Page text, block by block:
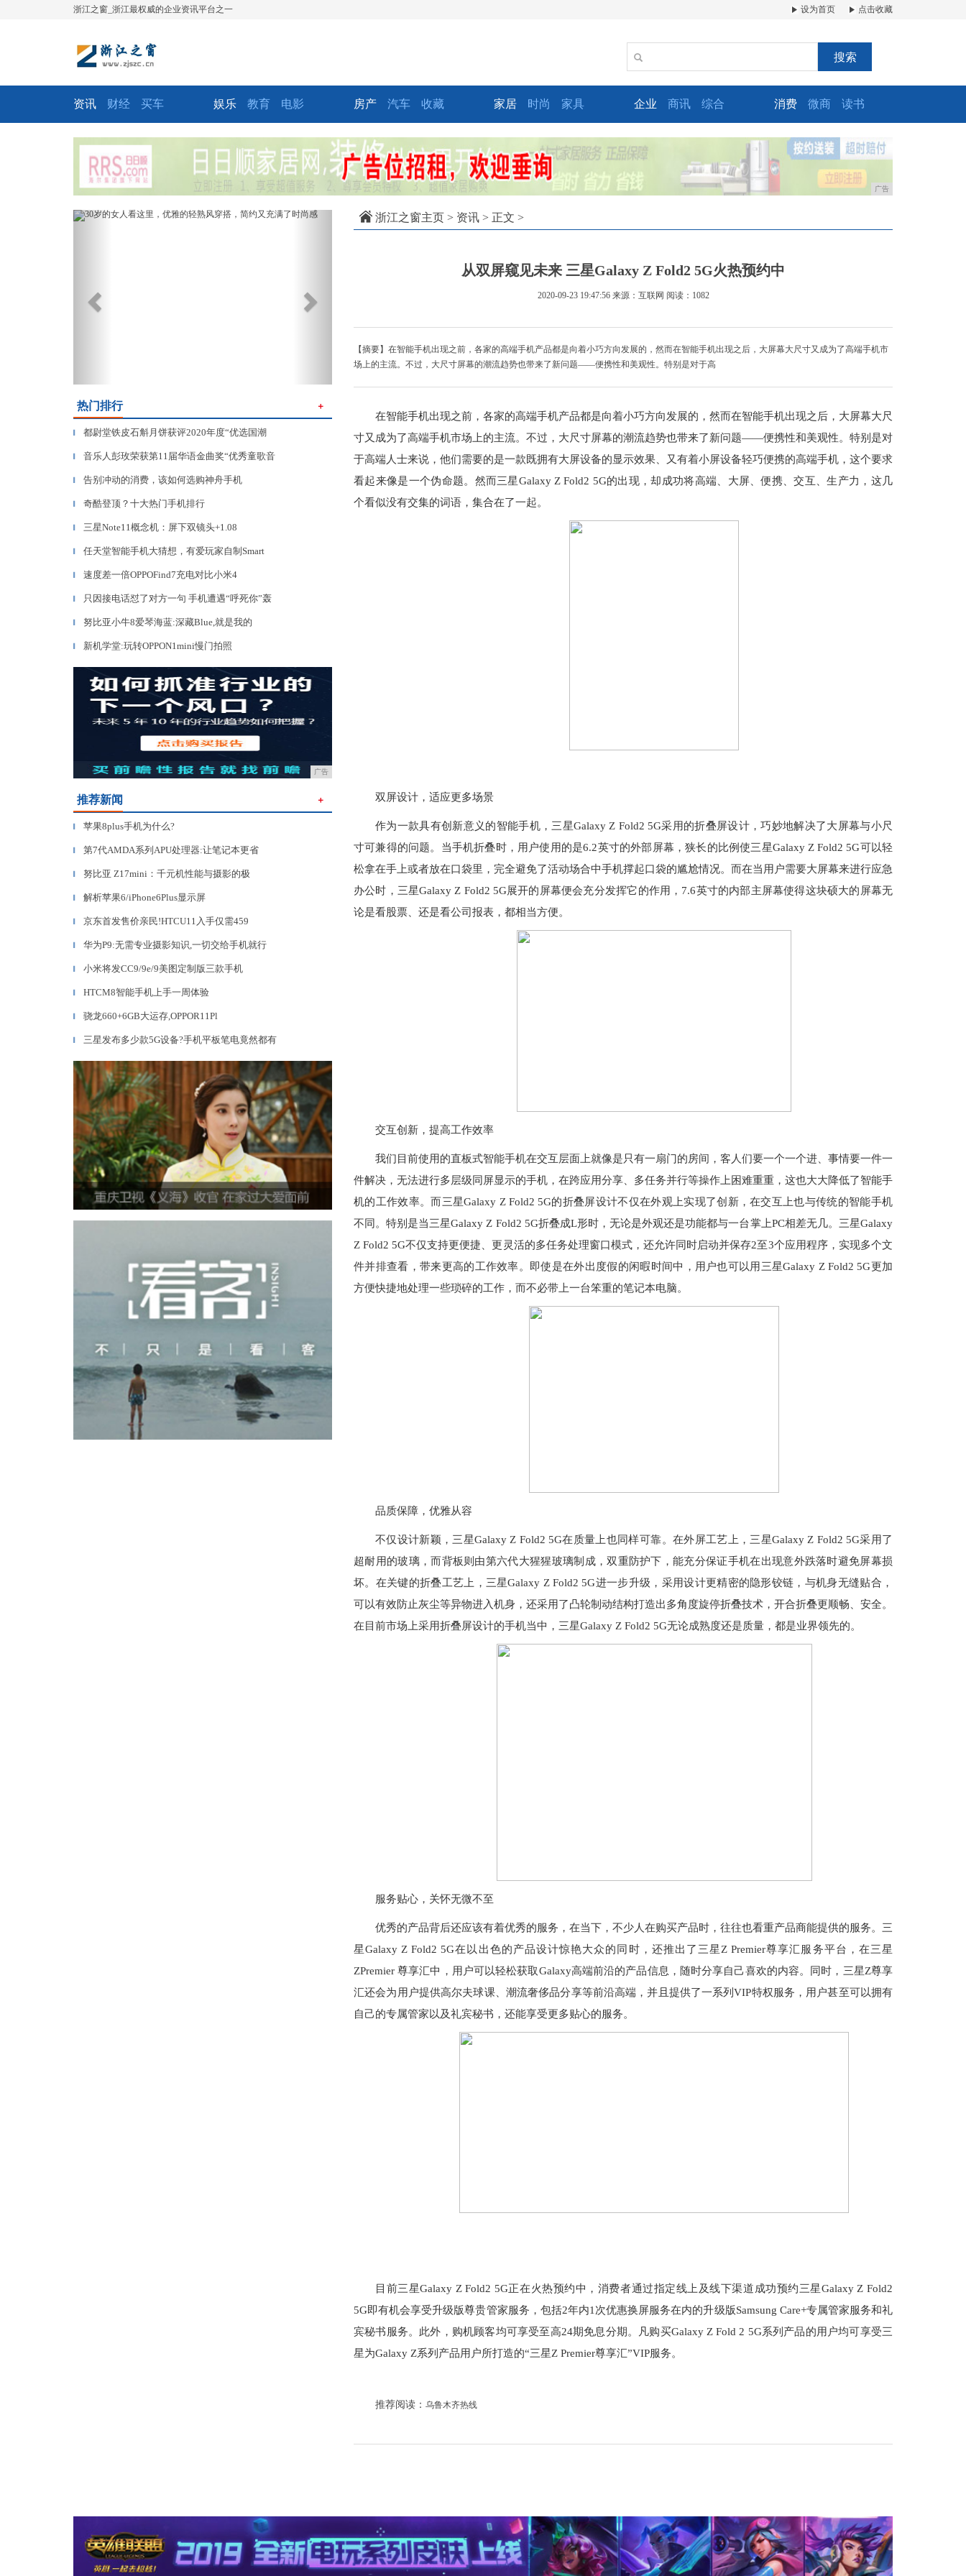
浙江之窗_浙江最权威的企业资讯平台之一 设为首页 点击收藏
搜索
资讯 财经 买车 娱乐 教育 电影 房产 汽车 收藏 家居 时尚 家具 企业 商讯 综合 消费 微商 读书
广告
Previous Next
热门排行 ＋
▎ 都尉堂铁皮石斛月饼获评2020年度“优选国潮
▎ 音乐人彭玫荣获第11届华语金曲奖“优秀童歌音
▎ 告别冲动的消费，该如何选购神舟手机
▎ 奇酷登顶？十大热门手机排行
▎ 三星Note11概念机：屏下双镜头+1.08
▎ 任天堂智能手机大猜想，有爱玩家自制Smart
▎ 速度差一倍OPPOFind7充电对比小米4
▎ 只因接电话怼了对方一句 手机遭遇“呼死你”轰
▎ 努比亚小牛8爱琴海蓝:深藏Blue,就是我的
▎ 新机学堂:玩转OPPON1mini慢门拍照
广告
推荐新闻 ＋
▎ 苹果8plus手机为什么?
▎ 第7代AMDA系列APU处理器:让笔记本更省
▎ 努比亚 Z17mini：千元机性能与摄影的极
▎ 解析苹果6/iPhone6Plus显示屏
▎ 京东首发售价亲民!HTCU11入手仅需459
▎ 华为P9:无需专业摄影知识,一切交给手机就行
▎ 小米将发CC9/9e/9美图定制版三款手机
▎ HTCM8智能手机上手一周体验
▎ 骁龙660+6GB大运存,OPPOR11Pl
▎ 三星发布多少款5G设备?手机平板笔电竟然都有
浙江之窗主页 > 资讯 > 正文 >
从双屏窥见未来 三星Galaxy Z Fold2 5G火热预约中
2020-09-23 19:47:56 来源：互联网 阅读：1082
【摘要】在智能手机出现之前，各家的高端手机产品都是向着小巧方向发展的，然而在智能手机出现之后，大屏幕大尺寸又成为了高端手机市
场上的主流。不过，大尺寸屏幕的潮流趋势也带来了新问题——便携性和美观性。特别是对于高
在智能手机出现之前，各家的高端手机产品都是向着小巧方向发展的，然而在智能手机出现之后，大屏幕大尺
寸又成为了高端手机市场上的主流。不过，大尺寸屏幕的潮流趋势也带来了新问题——便携性和美观性。特别是对
于高端人士来说，他们需要的是一款既拥有大屏设备的显示效果、又有着小屏设备轻巧便携的高端手机，这个要求
看起来像是一个伪命题。然而三星Galaxy Z Fold2 5G的出现，却成功将高端、大屏、便携、交互、生产力，这几
个看似没有交集的词语，集合在了一起。
双屏设计，适应更多场景
作为一款具有创新意义的智能手机，三星Galaxy Z Fold2 5G采用的折叠屏设计，巧妙地解决了大屏幕与小尺
寸可兼得的问题。当手机折叠时，用户使用的是6.2英寸的外部屏幕，狭长的比例使三星Galaxy Z Fold2 5G可以轻
松拿在手上或者放在口袋里，完全避免了活动场合中手机撑起口袋的尴尬情况。而在当用户需要大屏幕来进行应急
办公时，三星Galaxy Z Fold2 5G展开的屏幕便会充分发挥它的作用，7.6英寸的内部主屏幕使得这块硕大的屏幕无
论是看股票、还是看公司报表，都相当方便。
交互创新，提高工作效率
我们目前使用的直板式智能手机在交互层面上就像是只有一扇门的房间，客人们要一个一个进、事情要一件一
件解决，无法进行多层级同屏显示的手机，在跨应用分享、多任务并行等操作上困难重重，这也大大降低了智能手
机的工作效率。而三星Galaxy Z Fold2 5G的折叠屏设计不仅在外观上实现了创新，在交互上也与传统的智能手机
不同。特别是当三星Galaxy Z Fold2 5G折叠成L形时，无论是外观还是功能都与一台掌上PC相差无几。三星Galaxy
Z Fold2 5G不仅支持更便捷、更灵活的多任务处理窗口模式，还允许同时启动并保存2至3个应用程序，实现多个文
件并排查看，带来更高的工作效率。即使是在外出度假的闲暇时间中，用户也可以用三星Galaxy Z Fold2 5G更加
方便快捷地处理一些琐碎的工作，而不必带上一台笨重的笔记本电脑。
品质保障，优雅从容
不仅设计新颖，三星Galaxy Z Fold2 5G在质量上也同样可靠。在外屏工艺上，三星Galaxy Z Fold2 5G采用了
超耐用的玻璃，而背板则由第六代大猩猩玻璃制成，双重防护下，能充分保证手机在出现意外跌落时避免屏幕损
坏。在关键的折叠工艺上，三星Galaxy Z Fold2 5G进一步升级，采用设计更精密的隐形铰链，与机身无缝贴合，
可以有效防止灰尘等异物进入机身，还采用了凸轮制动结构打造出多角度旋停折叠技术，开合折叠更顺畅、安全。
在目前市场上采用折叠屏设计的手机当中，三星Galaxy Z Fold2 5G无论成熟度还是质量，都是业界领先的。
服务贴心，关怀无微不至
优秀的产品背后还应该有着优秀的服务，在当下，不少人在购买产品时，往往也看重产品商能提供的服务。三
星Galaxy Z Fold2 5G在以出色的产品设计惊艳大众的同时，还推出了三星Z Premier尊享汇服务平台，在三星
ZPremier 尊享汇中，用户可以轻松获取Galaxy高端前沿的产品信息，随时分享自己喜欢的内容。同时，三星Z尊享
汇还会为用户提供高尔夫球课、潮流奢侈品分享等前沿高端，并且提供了一系列VIP特权服务，用户甚至可以拥有
自己的专属管家以及礼宾秘书，还能享受更多贴心的服务。
目前三星Galaxy Z Fold2 5G正在火热预约中，消费者通过指定线上及线下渠道成功预约三星Galaxy Z Fold2
5G即有机会享受升级版尊贵管家服务，包括2年内1次优惠换屏服务在内的升级版Samsung Care+专属管家服务和礼
宾秘书服务。此外，购机顾客均可享受至高24期免息分期。凡购买Galaxy Z Fold 2 5G系列产品的用户均可享受三
星为Galaxy Z系列产品用户所打造的“三星Z Premier尊享汇”VIP服务。
推荐阅读： 乌鲁木齐热线